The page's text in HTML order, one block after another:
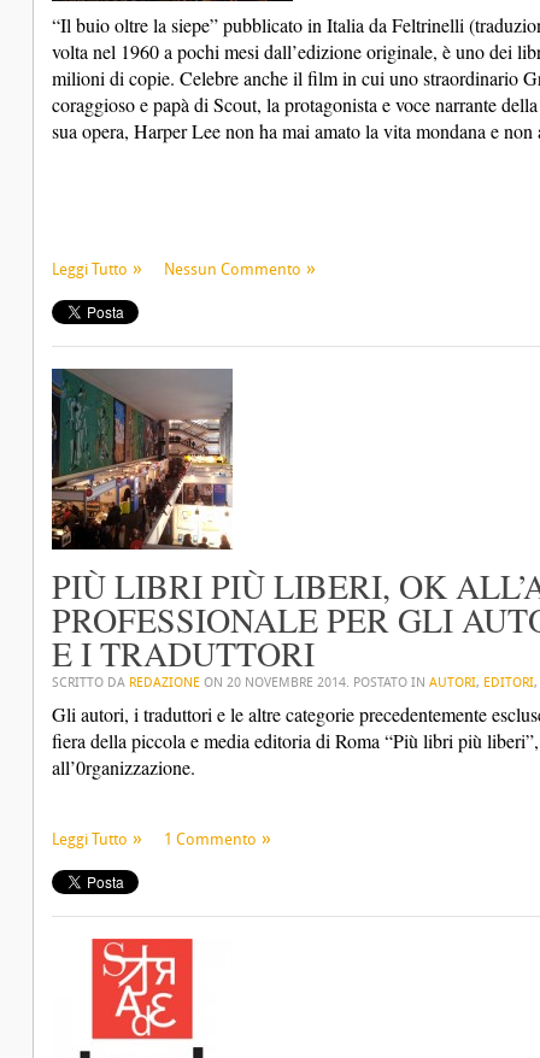
“Il buio oltre la siepe” pubblicato in Italia da Feltrinelli
volta nel 1960 a pochi mesi dall’edizione originale, è uno dei
milioni di copie. Celebre anche il film in cui uno straordinario
coraggioso e papà di Scout, la protagonista e voce narrante
sua opera, Harper Lee non ha mai amato la vita mondana e
Leggi Tutto Nessun Commento
PIÙ LIBRI PIÙ LIBERI, OK
PROFESSIONALE PER GLI
E I TRADUTTORI
SCRITTO DA REDAZIONE ON 20 NOVEMBRE 2014. POSTATO IN AUTORI, EDITORI,
Gli autori, i traduttori e le altre categorie precedentemente
fiera della piccola e media editoria di Roma “Più libri più
all’0rganizzazione.
Leggi Tutto 1 Commento